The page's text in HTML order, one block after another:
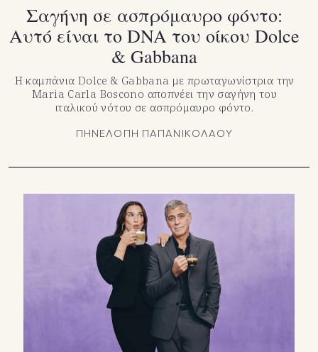
Σαγήνη σε ασπρόμαυρο φόντο:
Αυτό είναι το DNA τoυ οίκου Dolce
& Gabbana
Η καμπάνια Dolce & Gabbana με πρωταγωνίστρια την
Maria Carla Boscono αποπνέει την σαγήνη του
ιταλικού νότου σε ασπρόμαυρο φόντο.
ΠΗΝΕΛΟΠΗ ΠΑΠΑΝΙΚΟΛΑΟΥ